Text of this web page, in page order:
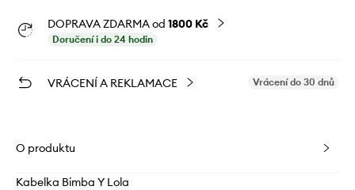
DOPRAVA ZDARMA od 1800 Kč
Doručení i do 24 hodin
VRÁCENÍ A REKLAMACE Vrácení do 30 dnů
O produktu
Kabelka Bimba Y Lola